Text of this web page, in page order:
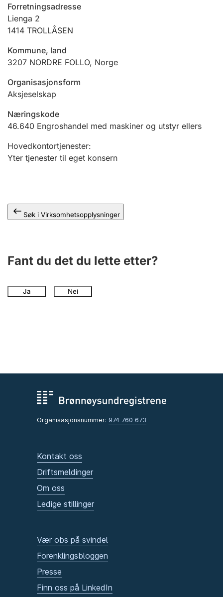
Jeger
Ektepaktveileder
Offentlig sektor
Andre tema
Forretningsadresse
Lienga 2
1414 TROLLÅSEN
Kommune, land
3207 NORDRE FOLLO, Norge
Organisasjonsform
Aksjeselskap
Næringskode
46.640 Engroshandel med maskiner og utstyr ellers
Hovedkontortjenester:
Yter tjenester til eget konsern
Søk i Virksomhetsopplysninger
Fant du det du lette etter?
Ja Nei
Organisasjonsnummer: 974 760 673
Kontakt oss
Driftsmeldinger
Om oss
Ledige stillinger
Vær obs på svindel
Forenklingsbloggen
Presse
Finn oss på LinkedIn